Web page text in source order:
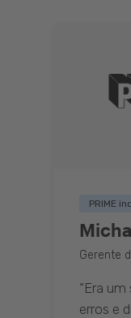
PRIME inc.
Gerente
“Era
erros e